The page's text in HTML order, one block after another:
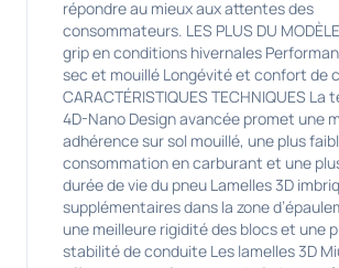
répondre au mieux aux attentes des
consommateurs. LES PLUS DU
grip en conditions hivernales
sec et mouillé Longévité et confort de
CARACTÉRISTIQUES TECHNIQUES La
4D-Nano Design avancée promet une
adhérence sur sol mouillé, une plus
consommation en carburant et une
durée de vie du pneu Lamelles 3D
supplémentaires dans la zone
une meilleure rigidité des blocs et une
stabilité de conduite Les lamelles 3D